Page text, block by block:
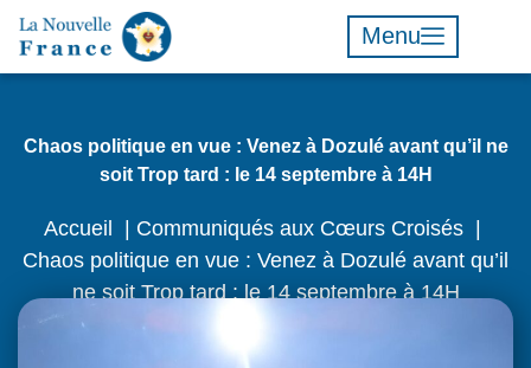
Menu
Chaos politique en vue : Venez à Dozulé avant qu’il ne
soit Trop tard : le 14 septembre à 14H
Accueil
Communiqués aux Cœurs Croisés
Chaos politique en vue : Venez à Dozulé avant qu’il
ne soit Trop tard : le 14 septembre à 14H